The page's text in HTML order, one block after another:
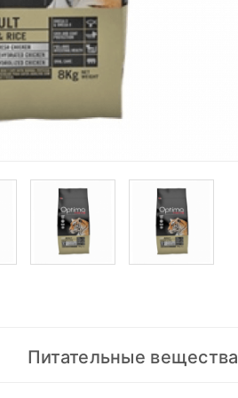
Питательные вещества